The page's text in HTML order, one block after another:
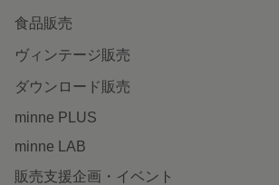
食品販売
ヴィンテージ販売
ダウンロード販売
minne PLUS
minne LAB
販売支援企画・イベント